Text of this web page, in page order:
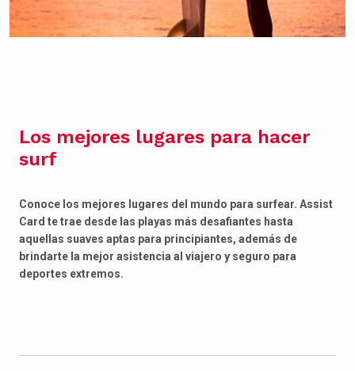
Los mejores lugares para hacer
surf
Conoce los mejores lugares del mundo para surfear. Assist
Card te trae desde las playas más desafiantes hasta
aquellas suaves aptas para principiantes, además de
brindarte la mejor asistencia al viajero y seguro para
deportes extremos.